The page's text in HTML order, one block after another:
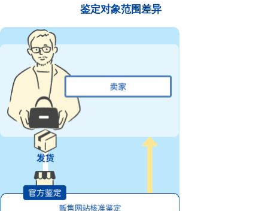
鉴定对象范围差异